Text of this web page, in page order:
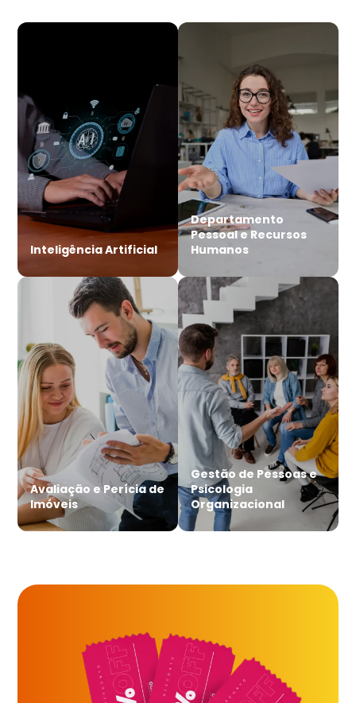
Inteligência Artificial
Departamento
Pessoal e Recursos
Humanos
Avaliação e Perícia de
Imóveis
Gestão de Pessoas e
Psicologia
Organizacional